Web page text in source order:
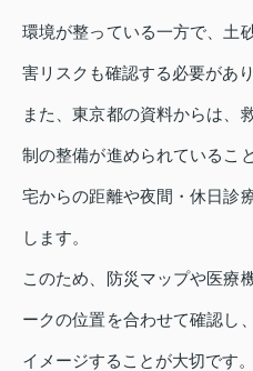
環境が整っている一方で、土
害リスクも確認する必要があり
また、東京都の資料からは、
制の整備が進められているこ
宅からの距離や夜間・休日診
します。
このため、防災マップや医療
ークの位置を合わせて確認し
イメージすることが大切です。